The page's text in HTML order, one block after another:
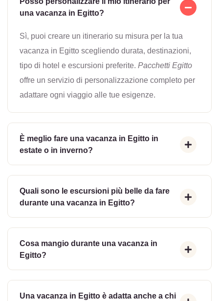
una vacanza in Egitto?
Sì, puoi creare un itinerario su misura per la tua
vacanza in Egitto scegliendo durata, destinazioni,
tipo di hotel e escursioni preferite. Pacchetti Egitto
offre un servizio di personalizzazione completo per
adattare ogni viaggio alle tue esigenze.
È meglio fare una vacanza in Egitto in
estate o in inverno?
Quali sono le escursioni più belle da fare
durante una vacanza in Egitto?
Cosa mangio durante una vacanza in
Egitto?
Una vacanza in Egitto è adatta anche a chi